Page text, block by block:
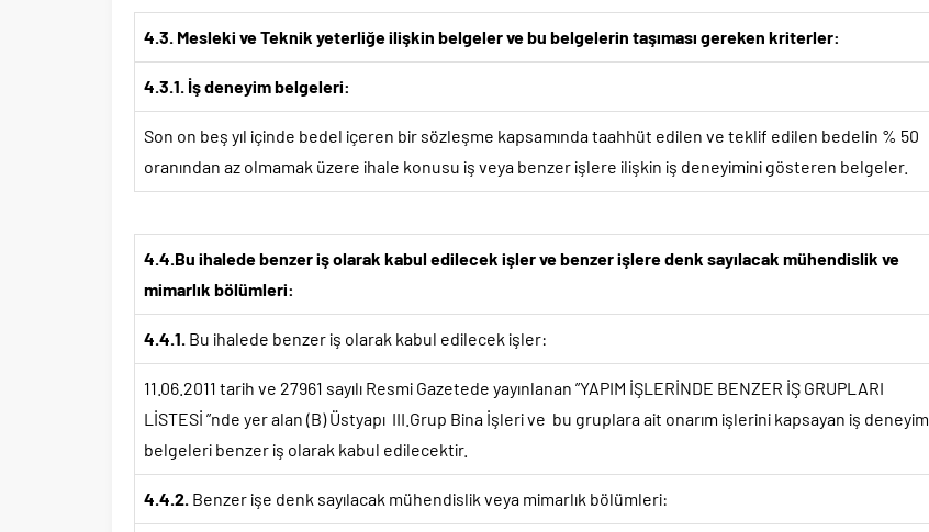
4.3. Mesleki ve Teknik yeterliğe ilişkin belgeler ve bu belgelerin taşıması gereken kriterler:
4.3.1. İş deneyim belgeleri:
Son on beş yıl içinde bedel içeren bir sözleşme kapsamında taahhüt edilen ve teklif edilen bedelin % 50
oranından az olmamak üzere ihale konusu iş veya benzer işlere ilişkin iş deneyimini gösteren belgeler.
4.4.Bu ihalede benzer iş olarak kabul edilecek işler ve benzer işlere denk sayılacak mühendislik ve
mimarlık bölümleri:
4.4.1. Bu ihalede benzer iş olarak kabul edilecek işler:
11.06.2011 tarih ve 27961 sayılı Resmi Gazetede yayınlanan ”YAPIM İŞLERİNDE BENZER İŞ GRUPLARI
LİSTESİ ”nde yer alan (B) Üstyapı III.Grup Bina İşleri ve bu gruplara ait onarım işlerini kapsayan iş deneyim
belgeleri benzer iş olarak kabul edilecektir.
4.4.2. Benzer işe denk sayılacak mühendislik veya mimarlık bölümleri: